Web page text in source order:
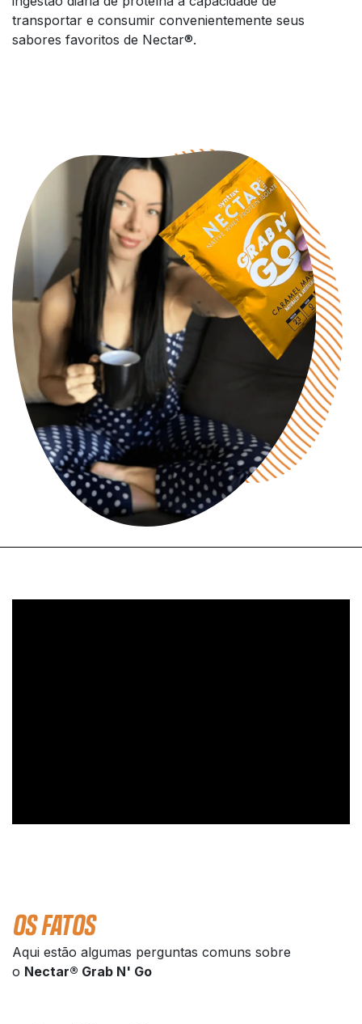
transportar e consumir convenientemente seus
sabores favoritos de Nectar®.
OS FATOS
Aqui estão algumas perguntas comuns sobre
o Nectar® Grab N' Go